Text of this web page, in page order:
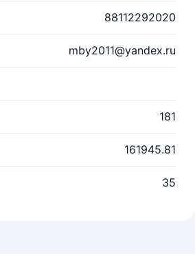
88112292020
mby2011@yandex.ru
181
161945.81
35